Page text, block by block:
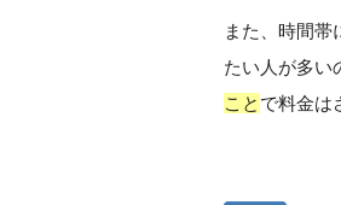
また、時間
たい人が多い
こと で料金は